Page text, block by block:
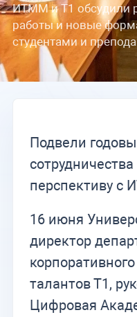
ИТММ и Т1 обсудили
работы и новые
студентами и
Подвели
перспективу с
16 июня
директор
талантов Т1,
Цифровая